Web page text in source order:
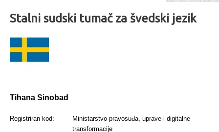
Stalni sudski tumač za švedski jezik
Tihana Sinobad
Registriran kod:
Ministarstvo pravosuđa, uprave i digitalne
transformacije